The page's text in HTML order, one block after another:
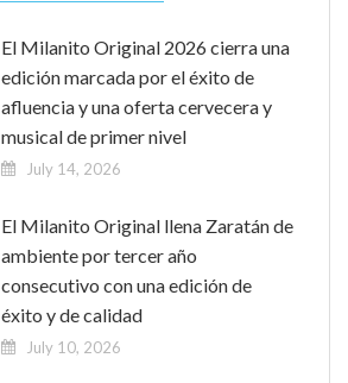
El Milanito Original 2026 cierra una
edición marcada por el éxito de
afluencia y una oferta cervecera y
musical de primer nivel
July 14, 2026
El Milanito Original llena Zaratán de
ambiente por tercer año
consecutivo con una edición de
éxito y de calidad
July 10, 2026